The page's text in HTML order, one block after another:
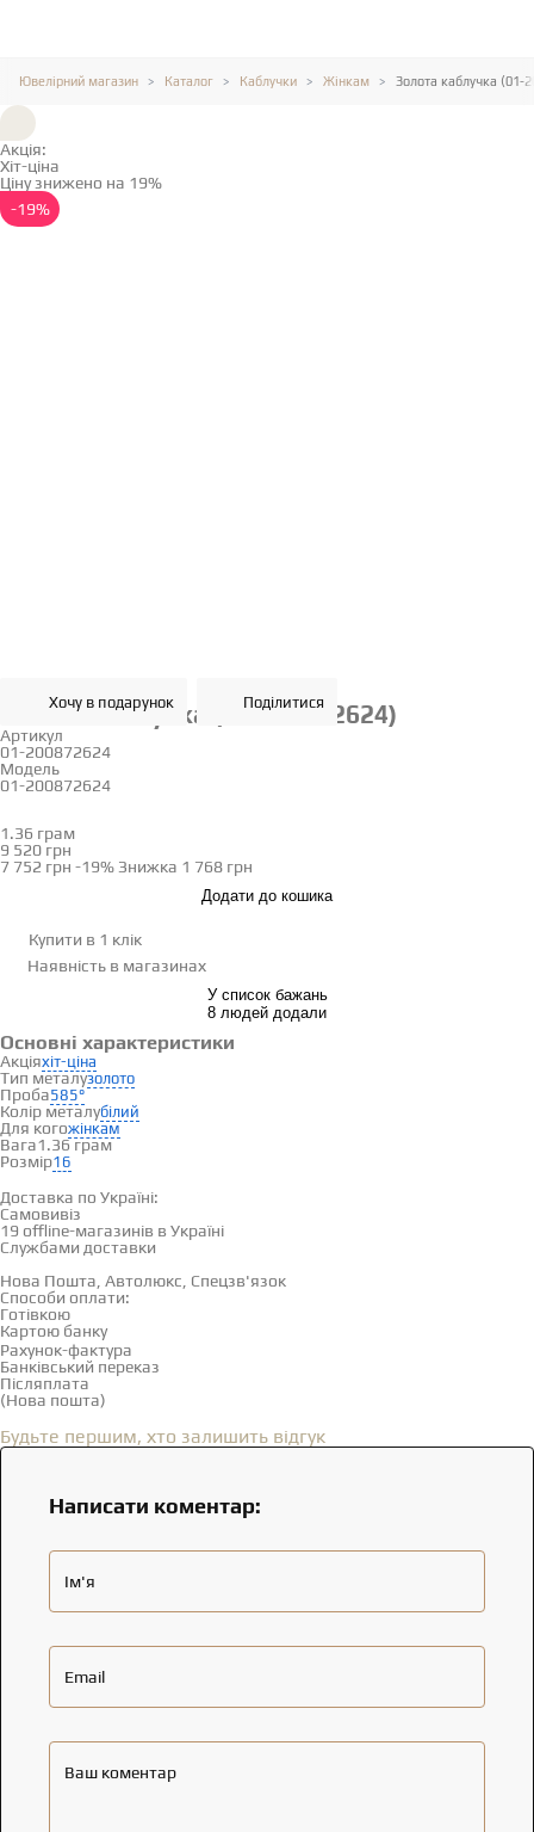
Ювелірний магазин Каталог Каблучки Жінкам Золота каблучка (01-
Акція:
Хіт-ціна
Ціну знижено на 19%
-19%
Хочу в подарунок Поділитися
Золота каблучка (01-200872624)
Артикул
01-200872624
Модель
01-200872624
1.36 грам
9 520 грн
7 752 грн -19% Знижка 1 768 грн
Додати до кошика
Купити в 1 клік
Наявність в магазинах
У список бажань
8 людей додали
Основні характеристики
Акціяхіт-ціна
Тип металузолото
Проба585°
Колір металубілий
Для когожінкам
Вага1.36 грам
Розмір16
Доставка і оплата
Доставка по Україні:
Самовивіз
19 offline-магазинів в Україні
Службами доставки
Нова Пошта, Автолюкс, Спецзв'язок
Способи оплати:
Готівкою
Картою банку
Рахунок-фактура
Банківський переказ
Післяплата
(Нова пошта)
Будьте першим, хто залишить відгук
Написати коментар:
Ім'я
Email
Ваш коментар